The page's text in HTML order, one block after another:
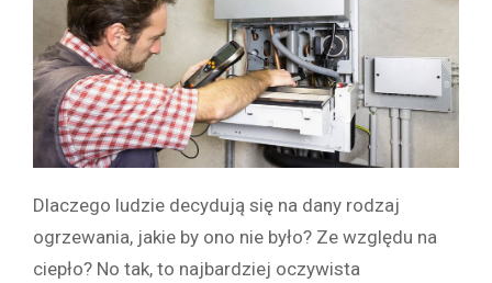
Dlaczego ludzie decydują się na dany rodzaj
ogrzewania, jakie by ono nie było? Ze względu na
ciepło? No tak, to najbardziej oczywista